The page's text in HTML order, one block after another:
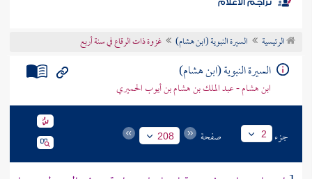
موضوعي
تراجم الأعلام
الرئيسية السيرة النبوية (ابن هشام) غزوة ذات الرقاع في سنة أربع
السيرة النبوية (ابن هشام)
ابن هشام - عبد الملك بن هشام بن أيوب الحميري
جزء 2 صفحة 208